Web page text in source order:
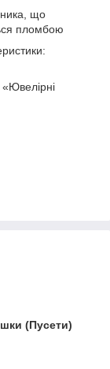
що
пломбою
(Пусети)